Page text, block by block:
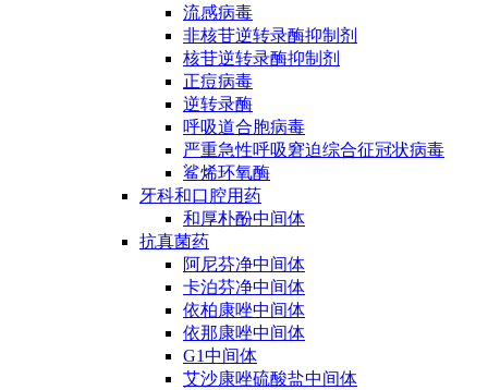
流感病毒
非核苷逆转录酶抑制剂
核苷逆转录酶抑制剂
正痘病毒
逆转录酶
呼吸道合胞病毒
严重急性呼吸窘迫综合征冠状病毒
鲨烯环氧酶
牙科和口腔用药
和厚朴酚中间体
抗真菌药
阿尼芬净中间体
卡泊芬净中间体
依柏康唑中间体
依那康唑中间体
G1中间体
艾沙康唑硫酸盐中间体